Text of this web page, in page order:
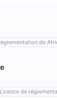
MT5
de
MT5
réglementation
Licence de